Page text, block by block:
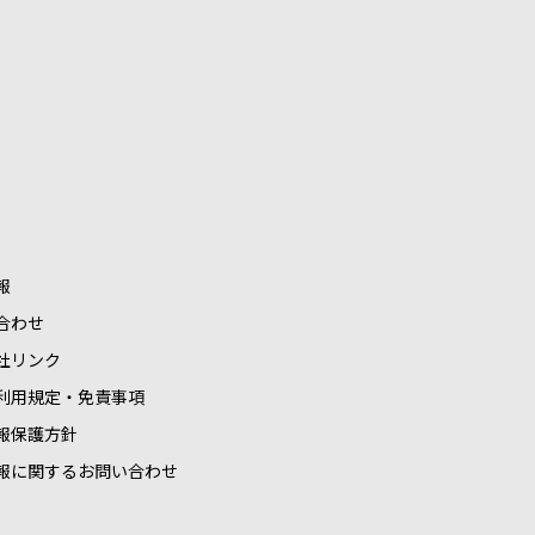
わせ
リンク
用規定・免責事項
保護方針
に関するお問い合わせ